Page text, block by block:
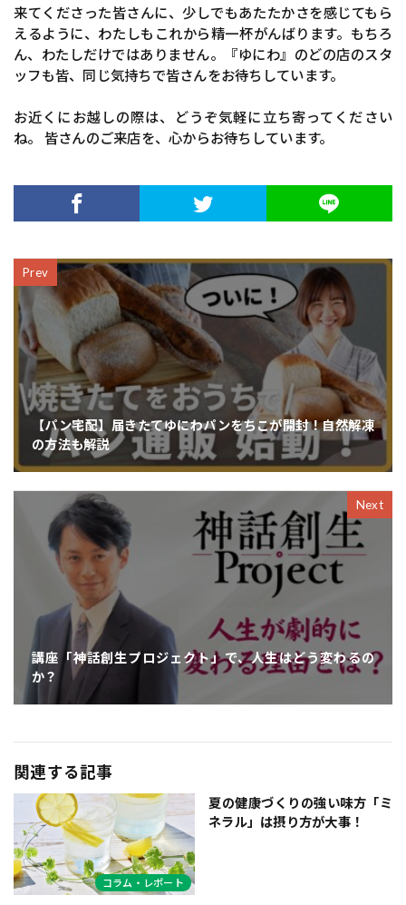
来てくださった皆さんに、少しでもあたたかさを感じてもら
えるように、わたしもこれから精一杯がんばります。もちろ
ん、わたしだけではありません。『ゆにわ』のどの店のスタ
ッフも皆、同じ気持ちで皆さんをお待ちしています。
お近くにお越しの際は、どうぞ気軽に立ち寄ってください
ね。 皆さんのご来店を、心からお待ちしています。
Prev
【パン宅配】届きたてゆにわパンをちこが開封！自然解凍
の方法も解説
Next
講座「神話創生プロジェクト」で、人生はどう変わるの
か？
関連する記事
コラム・レポート
夏の健康づくりの強い味方「ミ
ネラル」は摂り方が大事！